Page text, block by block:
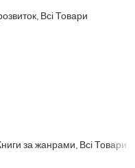
, Всі Товари
за жанрами, Всі Товари